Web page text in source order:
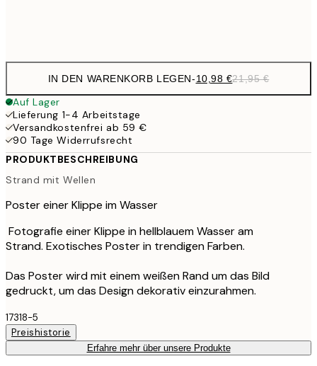
IN DEN WARENKORB LEGEN-10,98 €21,95 €
Auf Lager
Lieferung 1-4 Arbeitstage
Versandkostenfrei ab 59 €
90 Tage Widerrufsrecht
PRODUKTBESCHREIBUNG
Strand mit Wellen
Poster einer Klippe im Wasser
Fotografie einer Klippe in hellblauem Wasser am
Strand. Exotisches Poster in trendigen Farben.
Das Poster wird mit einem weißen Rand um das Bild
gedruckt, um das Design dekorativ einzurahmen.
17318-5
Preishistorie
Erfahre mehr über unsere Produkte